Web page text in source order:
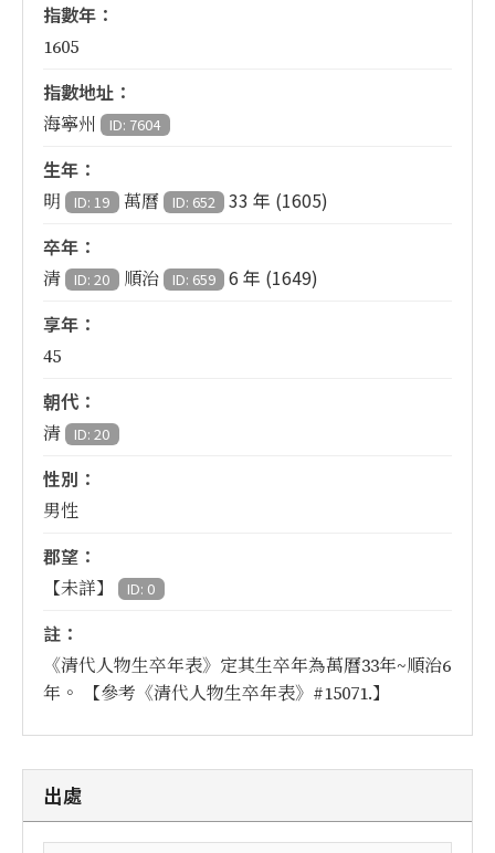
指數年：
1605
指數地址：
海寧州 ID: 7604
生年：
明 ID: 19 萬曆 ID: 652
33 年 (1605)
卒年：
清 ID: 20 順治 ID: 659
6 年 (1649)
享年：
45
朝代：
清 ID: 20
性別：
男性
郡望：
【未詳】 ID: 0
註：
《清代人物生卒年表》定其生卒年為萬曆33年~順治6
年。 【參考《清代人物生卒年表》#15071.】
出處